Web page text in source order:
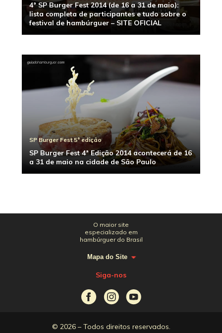
4ª SP Burger Fest 2014 (de 16 a 31 de maio):
lista completa de participantes e tudo sobre o
festival de hambúrguer – SITE OFICIAL
SP Burger Fest 5ª edição
SP Burger Fest 4ª Edição 2014 acontecerá de 16
a 31 de maio na cidade de São Paulo
O maior site
especializado em
hambúrguer do Brasil
Mapa do Site
Siga-nos
© 2026 – Todos direitos reservados.